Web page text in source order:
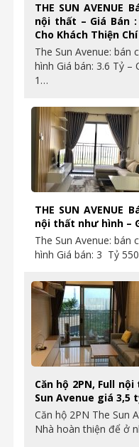
THE SUN
nội thất – Giá Bán
Cho Khách Thiện Chí
The Sun Avenue:
hình Giá bán: 3.6 Tỷ –
1…
THE SUN
nội thất như hình –
The Sun Avenue:
hình Giá bán: 3 Tỷ
Căn hộ 2PN, Full
Sun Avenue giá 3,5
Căn hộ 2PN The Sun
Nhà hoàn thiện để ở